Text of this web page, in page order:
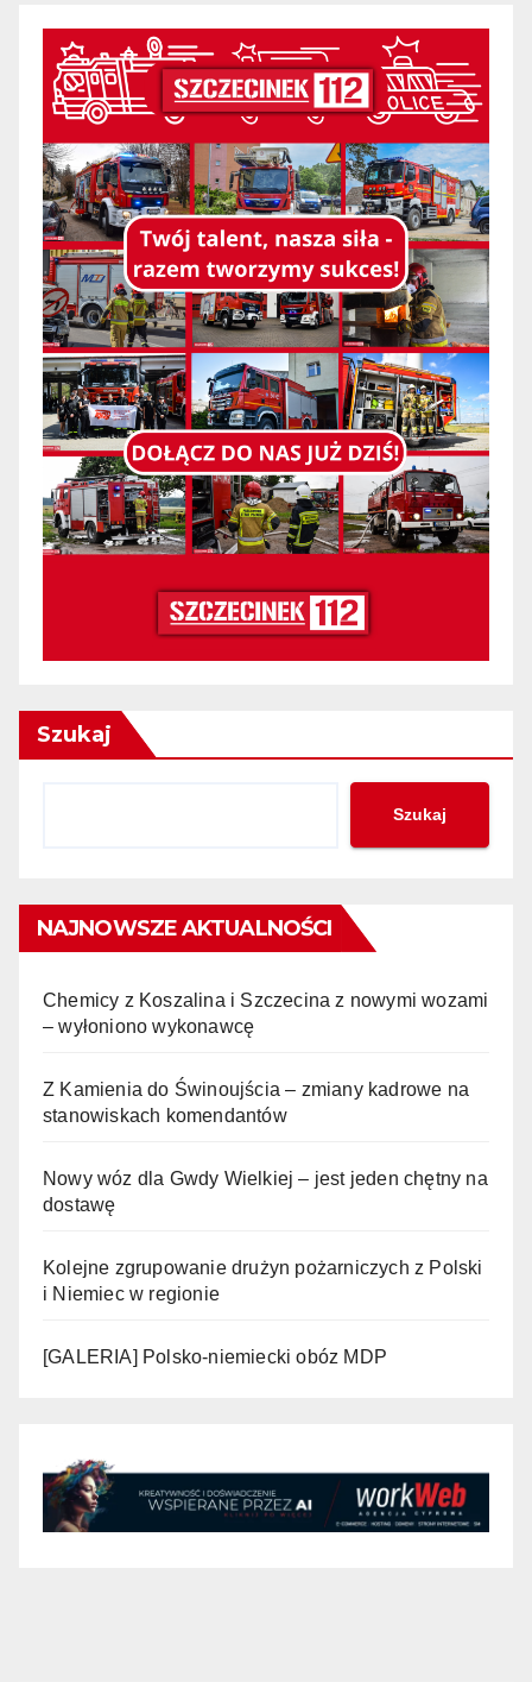
Szukaj
Szukaj
NAJNOWSZE AKTUALNOŚCI
Chemicy z Koszalina i Szczecina z nowymi wozami
– wyłoniono wykonawcę
Z Kamienia do Świnoujścia – zmiany kadrowe na
stanowiskach komendantów
Nowy wóz dla Gwdy Wielkiej – jest jeden chętny na
dostawę
Kolejne zgrupowanie drużyn pożarniczych z Polski
i Niemiec w regionie
[GALERIA] Polsko-niemiecki obóz MDP